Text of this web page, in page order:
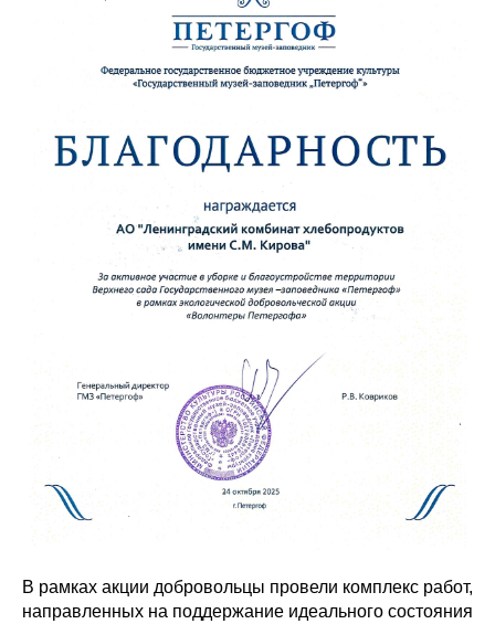
В рамках акции добровольцы провели комплекс работ,
направленных на поддержание идеального состояния